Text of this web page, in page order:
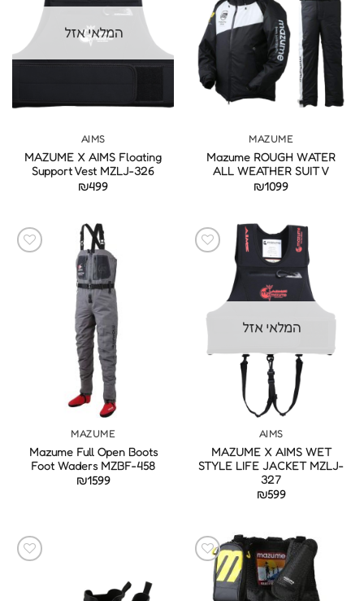
MAZUME
Mazume ROUGH WATER
ALL WEATHER SUIT V
₪1099
המלאי אזל
AIMS
MAZUME X AIMS Floating
Support Vest MZLJ-326
₪499
המלאי אזל
AIMS
MAZUME X AIMS WET
STYLE LIFE JACKET MZLJ-
327
₪599
MAZUME
Mazume Full Open Boots
Foot Waders MZBF-458
₪1599